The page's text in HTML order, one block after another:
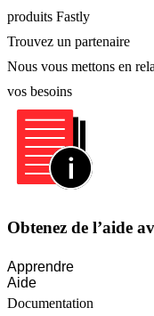
produits Fastly
Trouvez un partenaire
Nous vous mettons en
vos besoins
Obtenez de l’aide
Apprendre
Aide
Documentation